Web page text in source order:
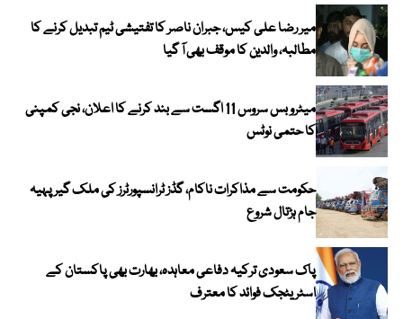
میر رضا علی کیس، جبران ناصر کا تفتیشی ٹیم تبدیل کرنے کا
مطالبہ، والدین کا موقف بھی آ گیا
میٹرو بس سروس 11 اگست سے بند کرنے کا اعلان، نجی کمپنی
کا حتمی نوٹس
حکومت سے مذاکرات ناکام، گڈز ٹرانسپورٹرز کی ملک گیر پہیہ
جام ہڑتال شروع
پاک سعودی ترکیہ دفاعی معاہدہ، بھارت بھی پاکستان کے
اسٹریٹجک فوائد کا معترف